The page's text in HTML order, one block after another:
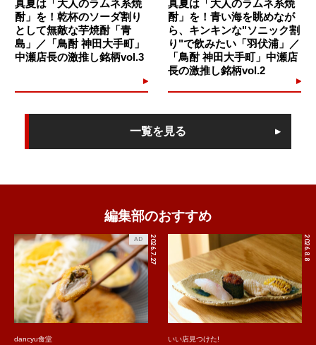
真夏は「大人のラムネ系焼
酎」を！乾杯のソーダ割り
として無敵な芋焼酎「青
島」／「鳥酎 神田大手町」
中瀬店長の激推し銘柄vol.3
真夏は「大人のラムネ系焼
酎」を！青い海を眺めなが
ら、キンキンな"ソニック割
り"で飲みたい「羽伏浦」／
「鳥酎 神田大手町」中瀬店
長の激推し銘柄vol.2
一覧を見る
編集部のおすすめ
2026.7.27
AD
dancyu食堂
2026.8.8
いい店見つけた!